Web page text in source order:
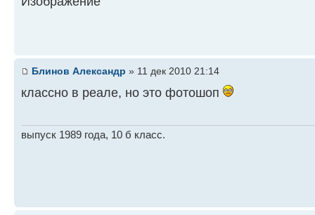
Блинов Александр » 11 дек 2010 21:14
классно в реале, но это фотошоп
выпуск 1989 года, 10 б класс.